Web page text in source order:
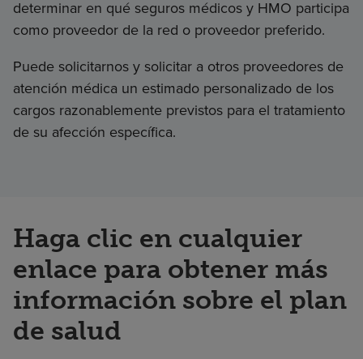
determinar en qué seguros médicos y HMO participa
como proveedor de la red o proveedor preferido.
Puede solicitarnos y solicitar a otros proveedores de
atención médica un estimado personalizado de los
cargos razonablemente previstos para el tratamiento
de su afección específica.
Haga clic en cualquier
enlace para obtener más
información sobre el plan
de salud